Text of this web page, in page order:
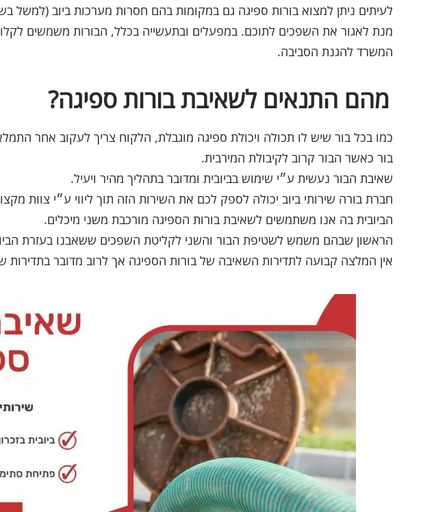
לעיתים ניתן למצוא בורות ספיגה גם במקומות בהם חסרות מערכות ביוב (למשל
מנת לאגור את השפכים לתוכם. במפעלים ובתעשייה בכלל, הבורות משמשים
המשרד להגנת הסביבה.
מהם התנאים לשאיבת בורות ספיגה?
כמו בכל בור שיש לו תכולה ויכולת ספיגה מוגבלת, הלקוח צריך לעקוב אחר
בור כאשר הבור קרוב לקיבולת המירבית.
שאיבת הבור נעשית ע״י שימוש בביובית ומדובר בתהליך מהיר ויעיל.
חברת בורה שירותי ביוב יכולה לספק לכם את השירות הזה תוך ליווי ע״י צוות
הביובית בה אנו משתמשים לשאיבת בורות הספיגה מורכבת משני מיכלים.
הראשון שבהם משמש לשטיפת הבור והשני לקליטת השפכים ששאבנו בעזרת
אין המלצה קבועה לתדירות השאיבה של בורות הספיגה אך לרוב מדובר